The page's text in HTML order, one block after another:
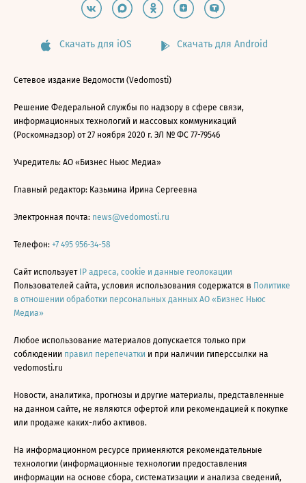
Скачать для iOS Скачать для Android
Сетевое издание Ведомости (Vedomosti)
Решение Федеральной службы по надзору в сфере связи,
информационных технологий и массовых коммуникаций
(Роскомнадзор) от 27 ноября 2020 г. ЭЛ № ФС 77-79546
Учредитель: АО «Бизнес Ньюс Медиа»
Главный редактор: Казьмина Ирина Сергеевна
Электронная почта: news@vedomosti.ru
Телефон: +7 495 956-34-58
Сайт использует IP адреса, cookie и данные геолокации
Пользователей сайта, условия использования содержатся в Политике
в отношении обработки персональных данных АО «Бизнес Ньюс
Медиа»
Любое использование материалов допускается только при
соблюдении правил перепечатки и при наличии гиперссылки на
vedomosti.ru
Новости, аналитика, прогнозы и другие материалы, представленные
на данном сайте, не являются офертой или рекомендацией к покупке
или продаже каких-либо активов.
На информационном ресурсе применяются рекомендательные
технологии (информационные технологии предоставления
информации на основе сбора, систематизации и анализа сведений,